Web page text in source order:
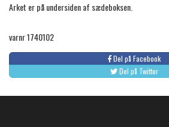
Arket er på undersiden af ​​sædeboksen.
varnr 1740102
Del på Facebook
Del på Twitter